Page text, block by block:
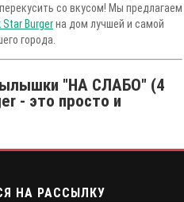
со вкусом! Мы предлагаем
Burgerна дом лучшей и самой
города.
"НА СЛАБО" (4
- это просто и
НА РАССЫЛКУ